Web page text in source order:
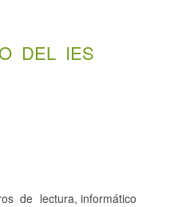
DEL IES
de lectura, informático